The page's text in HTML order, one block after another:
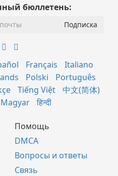
бюллетень:
Français
Italiano
Polski
Português
Tiếng Việt
中文(简体)
Magyar हिन्दी
Помощь
DMCA
Вопросы и ответы
Связь